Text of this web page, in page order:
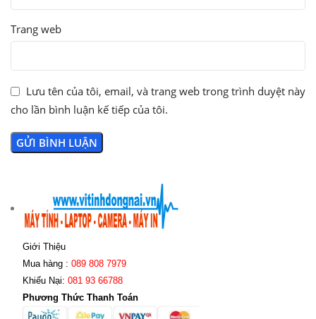
Trang web
Lưu tên của tôi, email, và trang web trong trình duyệt này
cho lần bình luận kế tiếp của tôi.
Giới Thiệu
Mua hàng : 089 808 7979
Khiếu Nại: 081 93 66788
Phương Thức Thanh Toán